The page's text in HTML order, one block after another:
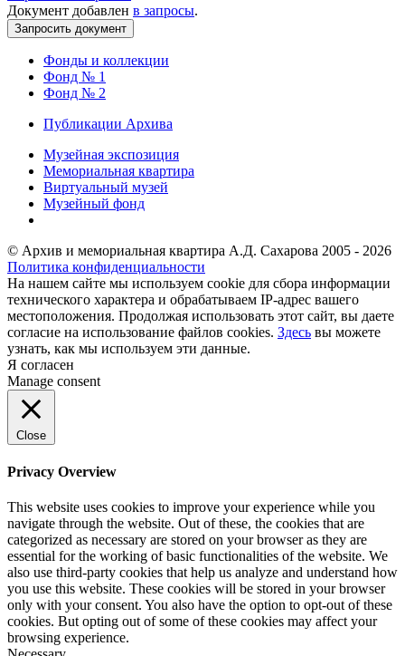
Документ добавлен в запросы.
Фонды и коллекции
Фонд № 1
Фонд № 2
Публикации Архива
Музейная экспозиция
Мемориальная квартира
Виртуальный музей
Музейный фонд
© Архив и мемориальная квартира А.Д. Сахарова 2005 - 2026
Политика конфиденциальности
На нашем сайте мы используем cookie для сбора информации
технического характера и обрабатываем IP-адрес вашего
местоположения. Продолжая использовать этот сайт, вы даете
согласие на использование файлов cookies. Здесь вы можете
узнать, как мы используем эти данные.
Я согласен
Manage consent
Close
Privacy Overview
This website uses cookies to improve your experience while you
navigate through the website. Out of these, the cookies that are
categorized as necessary are stored on your browser as they are
essential for the working of basic functionalities of the website. We
also use third-party cookies that help us analyze and understand how
you use this website. These cookies will be stored in your browser
only with your consent. You also have the option to opt-out of these
cookies. But opting out of some of these cookies may affect your
browsing experience.